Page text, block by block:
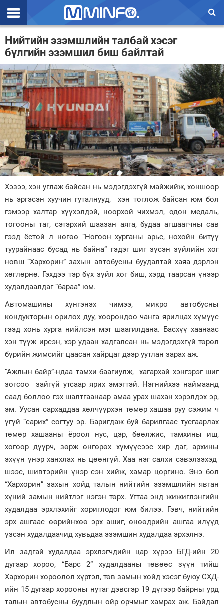
Эхлэл
Цаг агаар
Валют ханш
Улс төр
Эдийн засаг
Үзэл бодол
Спорт
Нийгэм
Дэлхий
Зурхай
Нийтийн эзэмшлийн талбай хэсэг
бүлгийн эзэмшил биш байлтай
Хэзээ, хэн углаж байсан нь мэдэгдэхгүй майжийж, хоншоор
нь эргэсэн хуучин гуталнууд, хэн тоглож байсан юм бол
гэмээр халтар хүүхэлдэй, ноорхой чихмэл, одон медаль,
тогооны таг, сэтэрхий шаазан аяга, будаа агшаагчны сав
гээд ёстой л нөгөө “Ногоон хурганы арьс, нохойн битүү
туурайнаас бусад нь байна” гэдэг шиг зүсэн зүйлийн хог
новш “Хархорин” захын автобусны буудалтай хаяа дэрлэн
хөглөрнө. Гэхдээ тэр бүх зүйл хог биш, хэрд таарсан үнээр
худалдаалдаг “бараа” юм.
Автомашины хүнгэнэх чимээ, микро автобусны
кондукторын орилох дуу, хоорондоо чанга ярилцах хүмүүс
гээд хонь хурга нийлсэн мэт шаагилдана. Басхүү хаанаас
хэн түүж ирсэн, хэр удаан хадгалсан нь мэдэгдэхгүй төрөл
бүрийн жимсийг цаасан хайрцаг дээр уутлан зарах аж.
“Ажлын байр”-ндаа тамхи баагиулж, хагархай хэнгэрэг шиг
зогсоо зайгүй утсаар ярих эмэгтэй. Нэгнийхээ наймаанд
саад боллоо гэх шалтгаанаар амаа урах шахан хэрэлдэх эр,
эм. Уусан сархаддаа хөлчүүрхэн төмөр хашаа руу сэжим ч
үгүй “сарих” согтуу эр. Баригдаж буй барилгаас тусгаарлах
төмөр хашааны ёроол нус, цэр, бөөлжис, тамхины иш,
хогоор дүүрч, зөрж өнгөрөх хүмүүсээс хир даг, архины
эхүүн үнэр ханхлах нь цөөнгүй. Хаа нэг салхи сэвэлзэхэд
шээс, шивтэрийн үнэр сэн хийж, хамар цоргино. Энэ бол
“Хархорин” захын хойд талын нийтийн эзэмшлийн явган
хүний замын нийтлэг нэгэн төрх. Угтаа энд жижиглэнгийн
худалдаа эрхлэхийг хориглодог юм билээ. Гэвч, нийтийн
эрх ашгаас өөрийнхөө эрх ашиг, өнөөдрийн ашгаа илүүд
үзсэн худалдаачид хувьдаа эзэмшин худалдаа эрхэлнэ.
Ил задгай худалдаа эрхлэгчдийн цар хүрээ БГД-ийн 20
дугаар хороо, “Барс 2” худалдааны төвөөс зүүн тийш
Хархорин хороолол хүртэл, төв замын хойд хэсэг буюу СХД-
ийн 15 дугаар хорооны нутаг дэвсгэр 19 дүгээр байрны урд
талын автобусны буудлын ойр орчмыг хамрах аж. Байдал